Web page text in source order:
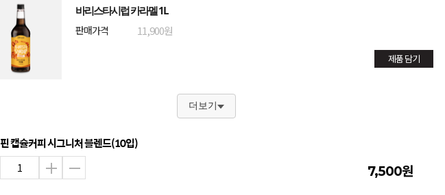
바리스타시럽 카라멜 1L
판매가격
11,900원
제품 담기
더보기
핀 캡슐커피 시그니처 블렌드(10입)
7,500원